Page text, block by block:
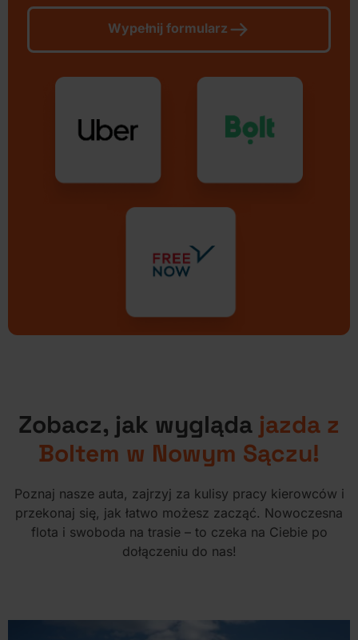
Wypełnij formularz
Zobacz, jak wygląda jazda z
Boltem w Nowym Sączu!
Poznaj nasze auta, zajrzyj za kulisy pracy kierowców i
przekonaj się, jak łatwo możesz zacząć. Nowoczesna
flota i swoboda na trasie – to czeka na Ciebie po
dołączeniu do nas!